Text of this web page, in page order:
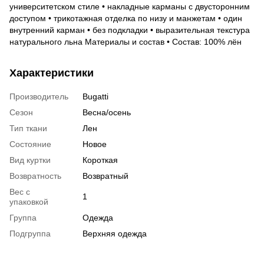
университетском стиле • накладные карманы с двусторонним
доступом • трикотажная отделка по низу и манжетам • один
внутренний карман • без подкладки • выразительная текстура
натурального льна Материалы и состав • Состав: 100% лён
Характеристики
Производитель
Bugatti
Сезон
Весна/осень
Тип ткани
Лен
Состояние
Новое
Вид куртки
Короткая
Возвратность
Возвратный
Вес с
упаковкой
1
Группа
Одежда
Подгруппа
Верхняя одежда